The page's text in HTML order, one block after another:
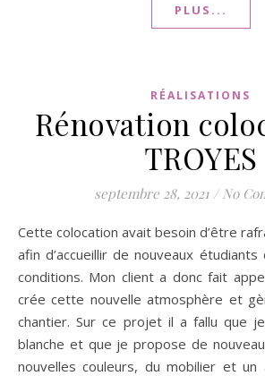
PLUS...
RÉALISATIONS
Rénovation
TROYES
septembre 28, 2021 / No
Cette colocation avait besoin d’être rafraîchie et redécorée
afin d’accueillir de nouveaux
conditions. Mon client a donc fait
crée cette nouvelle atmosphère et
chantier. Sur ce projet il a fallu que
blanche et que je propose de
nouvelles couleurs, du mobilier et un